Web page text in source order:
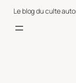
Le blog du culte